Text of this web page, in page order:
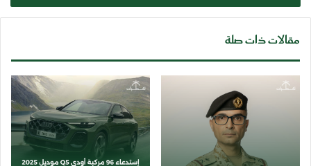
مقالات ذات صلة